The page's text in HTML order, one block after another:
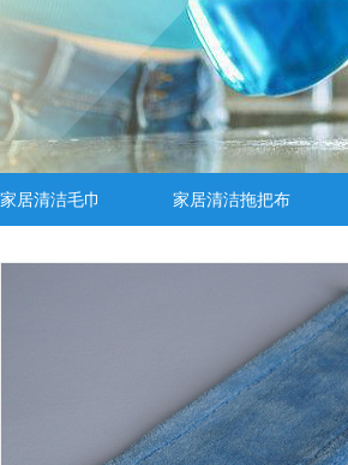
家居清洁毛巾 家居清洁拖把布